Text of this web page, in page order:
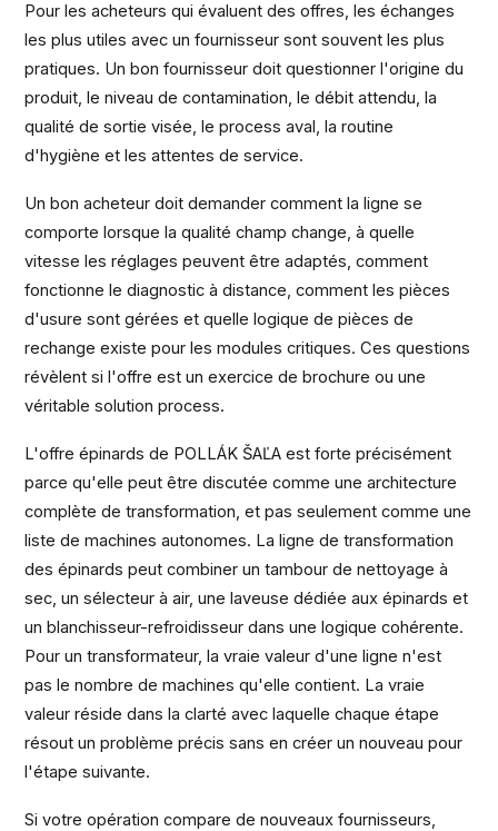
Pour les acheteurs qui évaluent des offres, les échanges
les plus utiles avec un fournisseur sont souvent les plus
pratiques. Un bon fournisseur doit questionner l'origine du
produit, le niveau de contamination, le débit attendu, la
qualité de sortie visée, le process aval, la routine
d'hygiène et les attentes de service.
Un bon acheteur doit demander comment la ligne se
comporte lorsque la qualité champ change, à quelle
vitesse les réglages peuvent être adaptés, comment
fonctionne le diagnostic à distance, comment les pièces
d'usure sont gérées et quelle logique de pièces de
rechange existe pour les modules critiques. Ces questions
révèlent si l'offre est un exercice de brochure ou une
véritable solution process.
L'offre épinards de POLLÁK ŠAĽA est forte précisément
parce qu'elle peut être discutée comme une architecture
complète de transformation, et pas seulement comme une
liste de machines autonomes. La ligne de transformation
des épinards peut combiner un tambour de nettoyage à
sec, un sélecteur à air, une laveuse dédiée aux épinards et
un blanchisseur-refroidisseur dans une logique cohérente.
Pour un transformateur, la vraie valeur d'une ligne n'est
pas le nombre de machines qu'elle contient. La vraie
valeur réside dans la clarté avec laquelle chaque étape
résout un problème précis sans en créer un nouveau pour
l'étape suivante.
Si votre opération compare de nouveaux fournisseurs,